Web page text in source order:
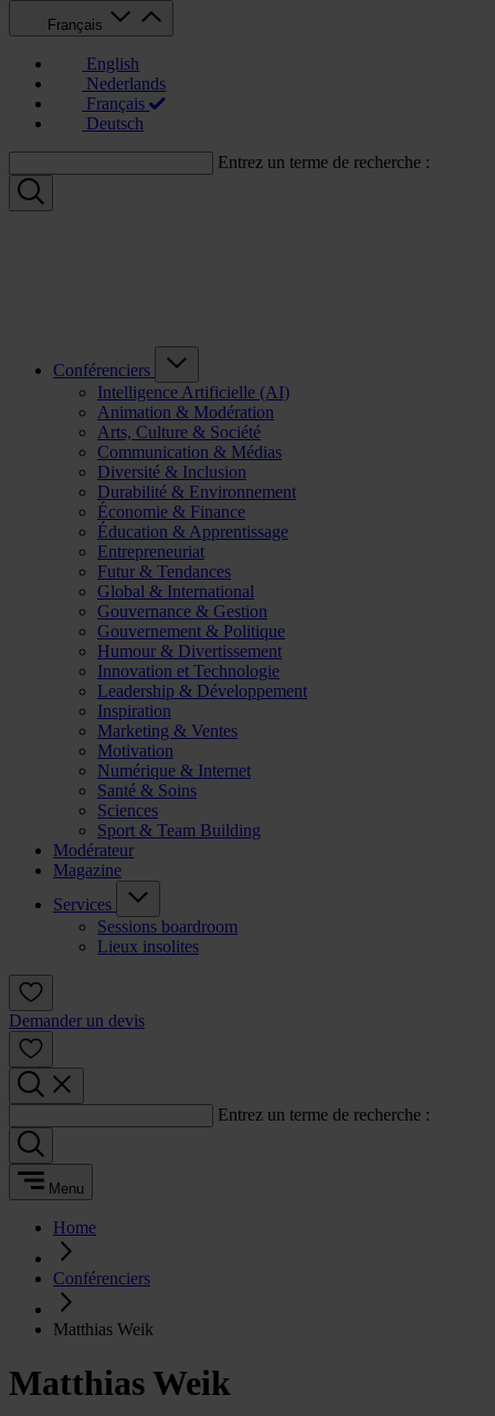
Français
English
Nederlands
Français
Deutsch
Entrez un terme de recherche :
Conférenciers
Intelligence Artificielle (AI)
Animation & Modération
Arts, Culture & Société
Communication & Médias
Diversité & Inclusion
Durabilité & Environnement
Économie & Finance
Éducation & Apprentissage
Entrepreneuriat
Futur & Tendances
Global & International
Gouvernance & Gestion
Gouvernement & Politique
Humour & Divertissement
Innovation et Technologie
Leadership & Développement
Inspiration
Marketing & Ventes
Motivation
Numérique & Internet
Santé & Soins
Sciences
Sport & Team Building
Modérateur
Magazine
Services
Sessions boardroom
Lieux insolites
Demander un devis
Entrez un terme de recherche :
Menu
Home
Conférenciers
Matthias Weik
Matthias Weik